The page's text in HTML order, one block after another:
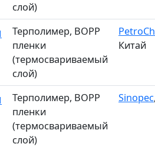
слой)
Терполимер, BOPP
пленки
(термосвариваемый
слой)
Китай
Терполимер, BOPP
пленки
(термосвариваемый
слой)
Sinopec